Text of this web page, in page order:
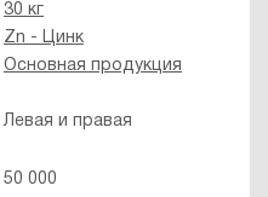
30 кг
Zn - Цинк
Основная продукция
Левая и правая
50 000